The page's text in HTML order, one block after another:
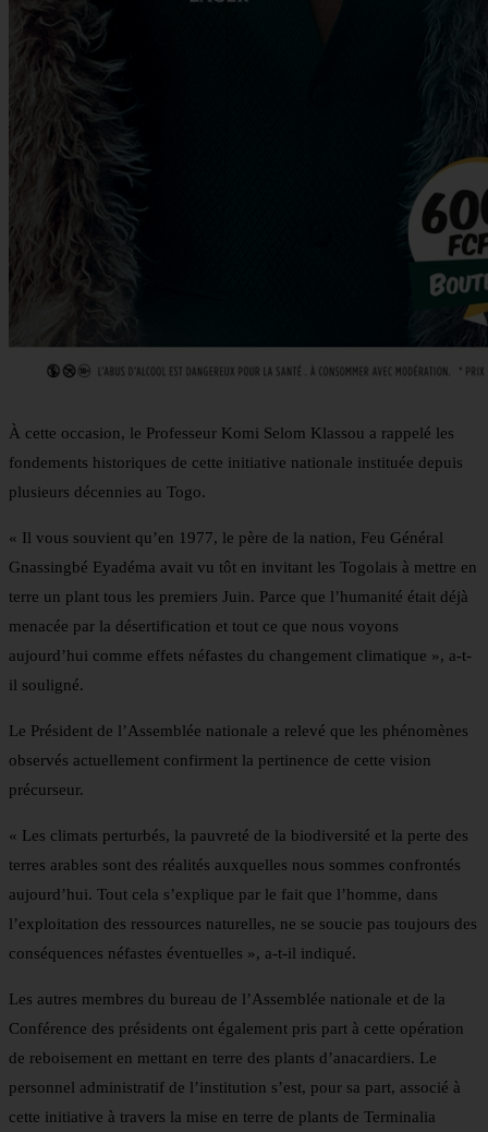
À cette occasion, le Professeur Komi Selom Klassou a rappelé les
fondements historiques de cette initiative nationale instituée depuis
plusieurs décennies au Togo.
« Il vous souvient qu’en 1977, le père de la nation, Feu Général
Gnassingbé Eyadéma avait vu tôt en invitant les Togolais à mettre en
terre un plant tous les premiers Juin. Parce que l’humanité était déjà
menacée par la désertification et tout ce que nous voyons
aujourd’hui comme effets néfastes du changement climatique », a-t-
il souligné.
Le Président de l’Assemblée nationale a relevé que les phénomènes
observés actuellement confirment la pertinence de cette vision
précurseur.
« Les climats perturbés, la pauvreté de la biodiversité et la perte des
terres arables sont des réalités auxquelles nous sommes confrontés
aujourd’hui. Tout cela s’explique par le fait que l’homme, dans
l’exploitation des ressources naturelles, ne se soucie pas toujours des
conséquences néfastes éventuelles », a-t-il indiqué.
Les autres membres du bureau de l’Assemblée nationale et de la
Conférence des présidents ont également pris part à cette opération
de reboisement en mettant en terre des plants d’anacardiers. Le
personnel administratif de l’institution s’est, pour sa part, associé à
cette initiative à travers la mise en terre de plants de Terminalia